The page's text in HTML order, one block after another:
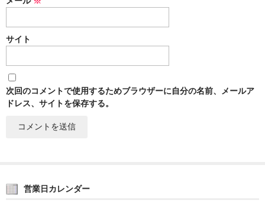
サイト
次回のコメントで使用するためブラウザーに自分の名前、メールア
ドレス、サイトを保存する。
営業日カレンダー